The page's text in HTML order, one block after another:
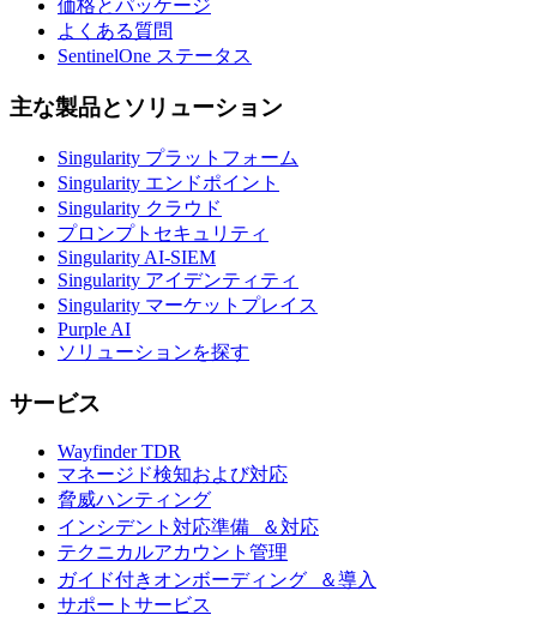
価格とパッケージ
よくある質問
SentinelOne ステータス
主な製品とソリューション
Singularity プラットフォーム
Singularity エンドポイント
Singularity クラウド
プロンプトセキュリティ
Singularity AI-SIEM
Singularity アイデンティティ
Singularity マーケットプレイス
Purple AI
ソリューションを探す
サービス
Wayfinder TDR
マネージド検知および対応
脅威ハンティング
インシデント対応準備 ＆対応
テクニカルアカウント管理
ガイド付きオンボーディング ＆導入
サポートサービス